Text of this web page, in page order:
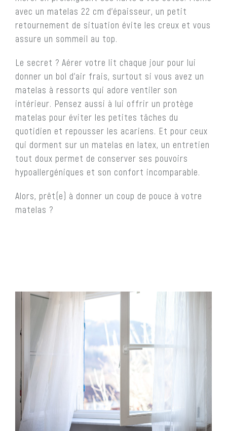
avec un matelas 22 cm d’épaisseur, un petit
retournement de situation évite les creux et vous
assure un sommeil au top.
Le secret ? Aérer votre lit chaque jour pour lui
donner un bol d’air frais, surtout si vous avez un
matelas à ressorts qui adore ventiler son
intérieur. Pensez aussi à lui offrir un protège
matelas pour éviter les petites tâches du
quotidien et repousser les acariens. Et pour ceux
qui dorment sur un matelas en latex, un entretien
tout doux permet de conserver ses pouvoirs
hypoallergéniques et son confort incomparable.
Alors, prêt(e) à donner un coup de pouce à votre
matelas ?